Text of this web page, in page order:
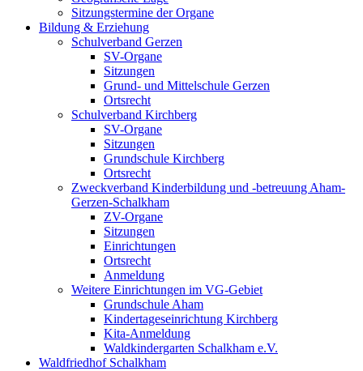
Sitzungstermine der Organe
Bildung & Erziehung
Schulverband Gerzen
SV-Organe
Sitzungen
Grund- und Mittelschule Gerzen
Ortsrecht
Schulverband Kirchberg
SV-Organe
Sitzungen
Grundschule Kirchberg
Ortsrecht
Zweckverband Kinderbildung und -betreuung Aham-
Gerzen-Schalkham
ZV-Organe
Sitzungen
Einrichtungen
Ortsrecht
Anmeldung
Weitere Einrichtungen im VG-Gebiet
Grundschule Aham
Kindertageseinrichtung Kirchberg
Kita-Anmeldung
Waldkindergarten Schalkham e.V.
Waldfriedhof Schalkham